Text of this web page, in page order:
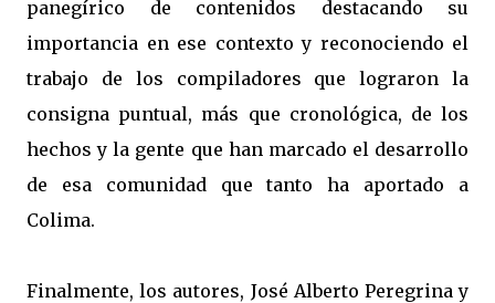
panegírico de contenidos destacando su
importancia en ese contexto y reconociendo el
trabajo de los compiladores que lograron la
consigna puntual, más que cronológica, de los
hechos y la gente que han marcado el desarrollo
de esa comunidad que tanto ha aportado a
Colima.
Finalmente, los autores, José Alberto Peregrina y